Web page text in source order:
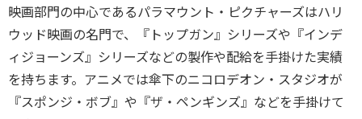
映画部門の中心であるパラマウント・ピクチャーズはハリ
ウッド映画の名門で、『トップガン』シリーズや『インデ
ィジョーンズ』シリーズなどの製作や配給を手掛けた実績
を持ちます。アニメでは傘下のニコロデオン・スタジオが
『スポンジ・ボブ』や『ザ・ペンギンズ』などを手掛けて